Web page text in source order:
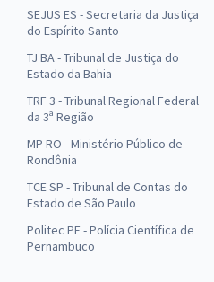
SEJUS ES - Secretaria da Justiça
do Espírito Santo
TJ BA - Tribunal de Justiça do
Estado da Bahia
TRF 3 - Tribunal Regional Federal
da 3ª Região
MP RO - Ministério Público de
Rondônia
TCE SP - Tribunal de Contas do
Estado de São Paulo
Politec PE - Polícia Científica de
Pernambuco